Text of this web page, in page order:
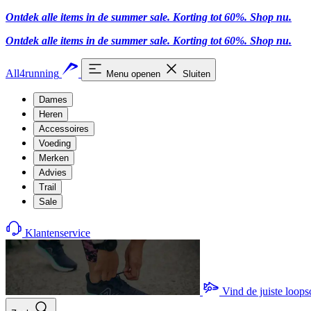
Ontdek alle items in de summer sale. Korting tot 60%. Shop nu.
Ontdek alle items in de summer sale. Korting tot 60%. Shop nu.
All4running Menu openen Sluiten
Dames
Heren
Accessoires
Voeding
Merken
Advies
Trail
Sale
Klantenservice
Vind de juiste